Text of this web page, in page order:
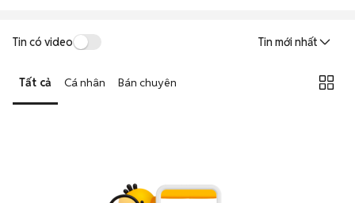
Tin có video Tin mới nhất
Tất cả Cá nhân Bán chuyên